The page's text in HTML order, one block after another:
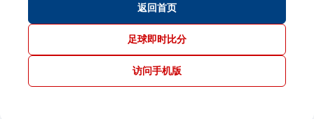
返回首页
足球即时比分
访问手机版